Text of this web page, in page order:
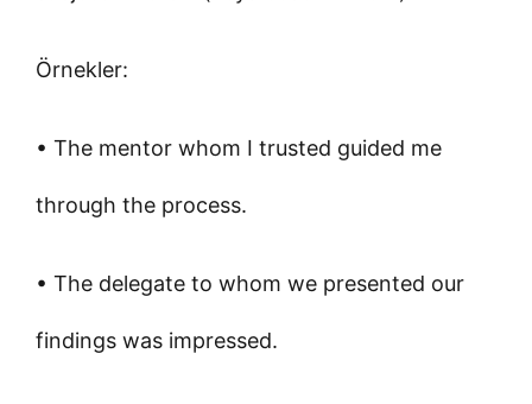
Örnekler:
• The mentor whom I trusted guided me
through the process.
• The delegate to whom we presented our
findings was impressed.